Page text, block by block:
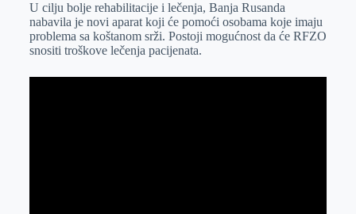
e
r
I
n
s
A
p
p
a
i
l
U cilju bolje rehabilitacije i lečenja, Banja Rusanda
nabavila je novi aparat koji će pomoći osobama koje imaju
problema sa koštanom srži. Postoji mogućnost da će RFZO
snositi troškove lečenja pacijenata.